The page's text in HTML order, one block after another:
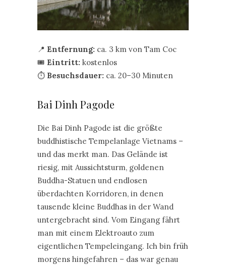
📍 Entfernung: ca. 3 km von Tam Coc
🎟️ Eintritt: kostenlos
⏱️ Besuchsdauer: ca. 20–30 Minuten
Bai Dinh Pagode
Die Bai Dinh Pagode ist die größte
buddhistische Tempelanlage Vietnams –
und das merkt man. Das Gelände ist
riesig, mit Aussichtsturm, goldenen
Buddha-Statuen und endlosen
überdachten Korridoren, in denen
tausende kleine Buddhas in der Wand
untergebracht sind. Vom Eingang fährt
man mit einem Elektroauto zum
eigentlichen Tempeleingang. Ich bin früh
morgens hingefahren – das war genau